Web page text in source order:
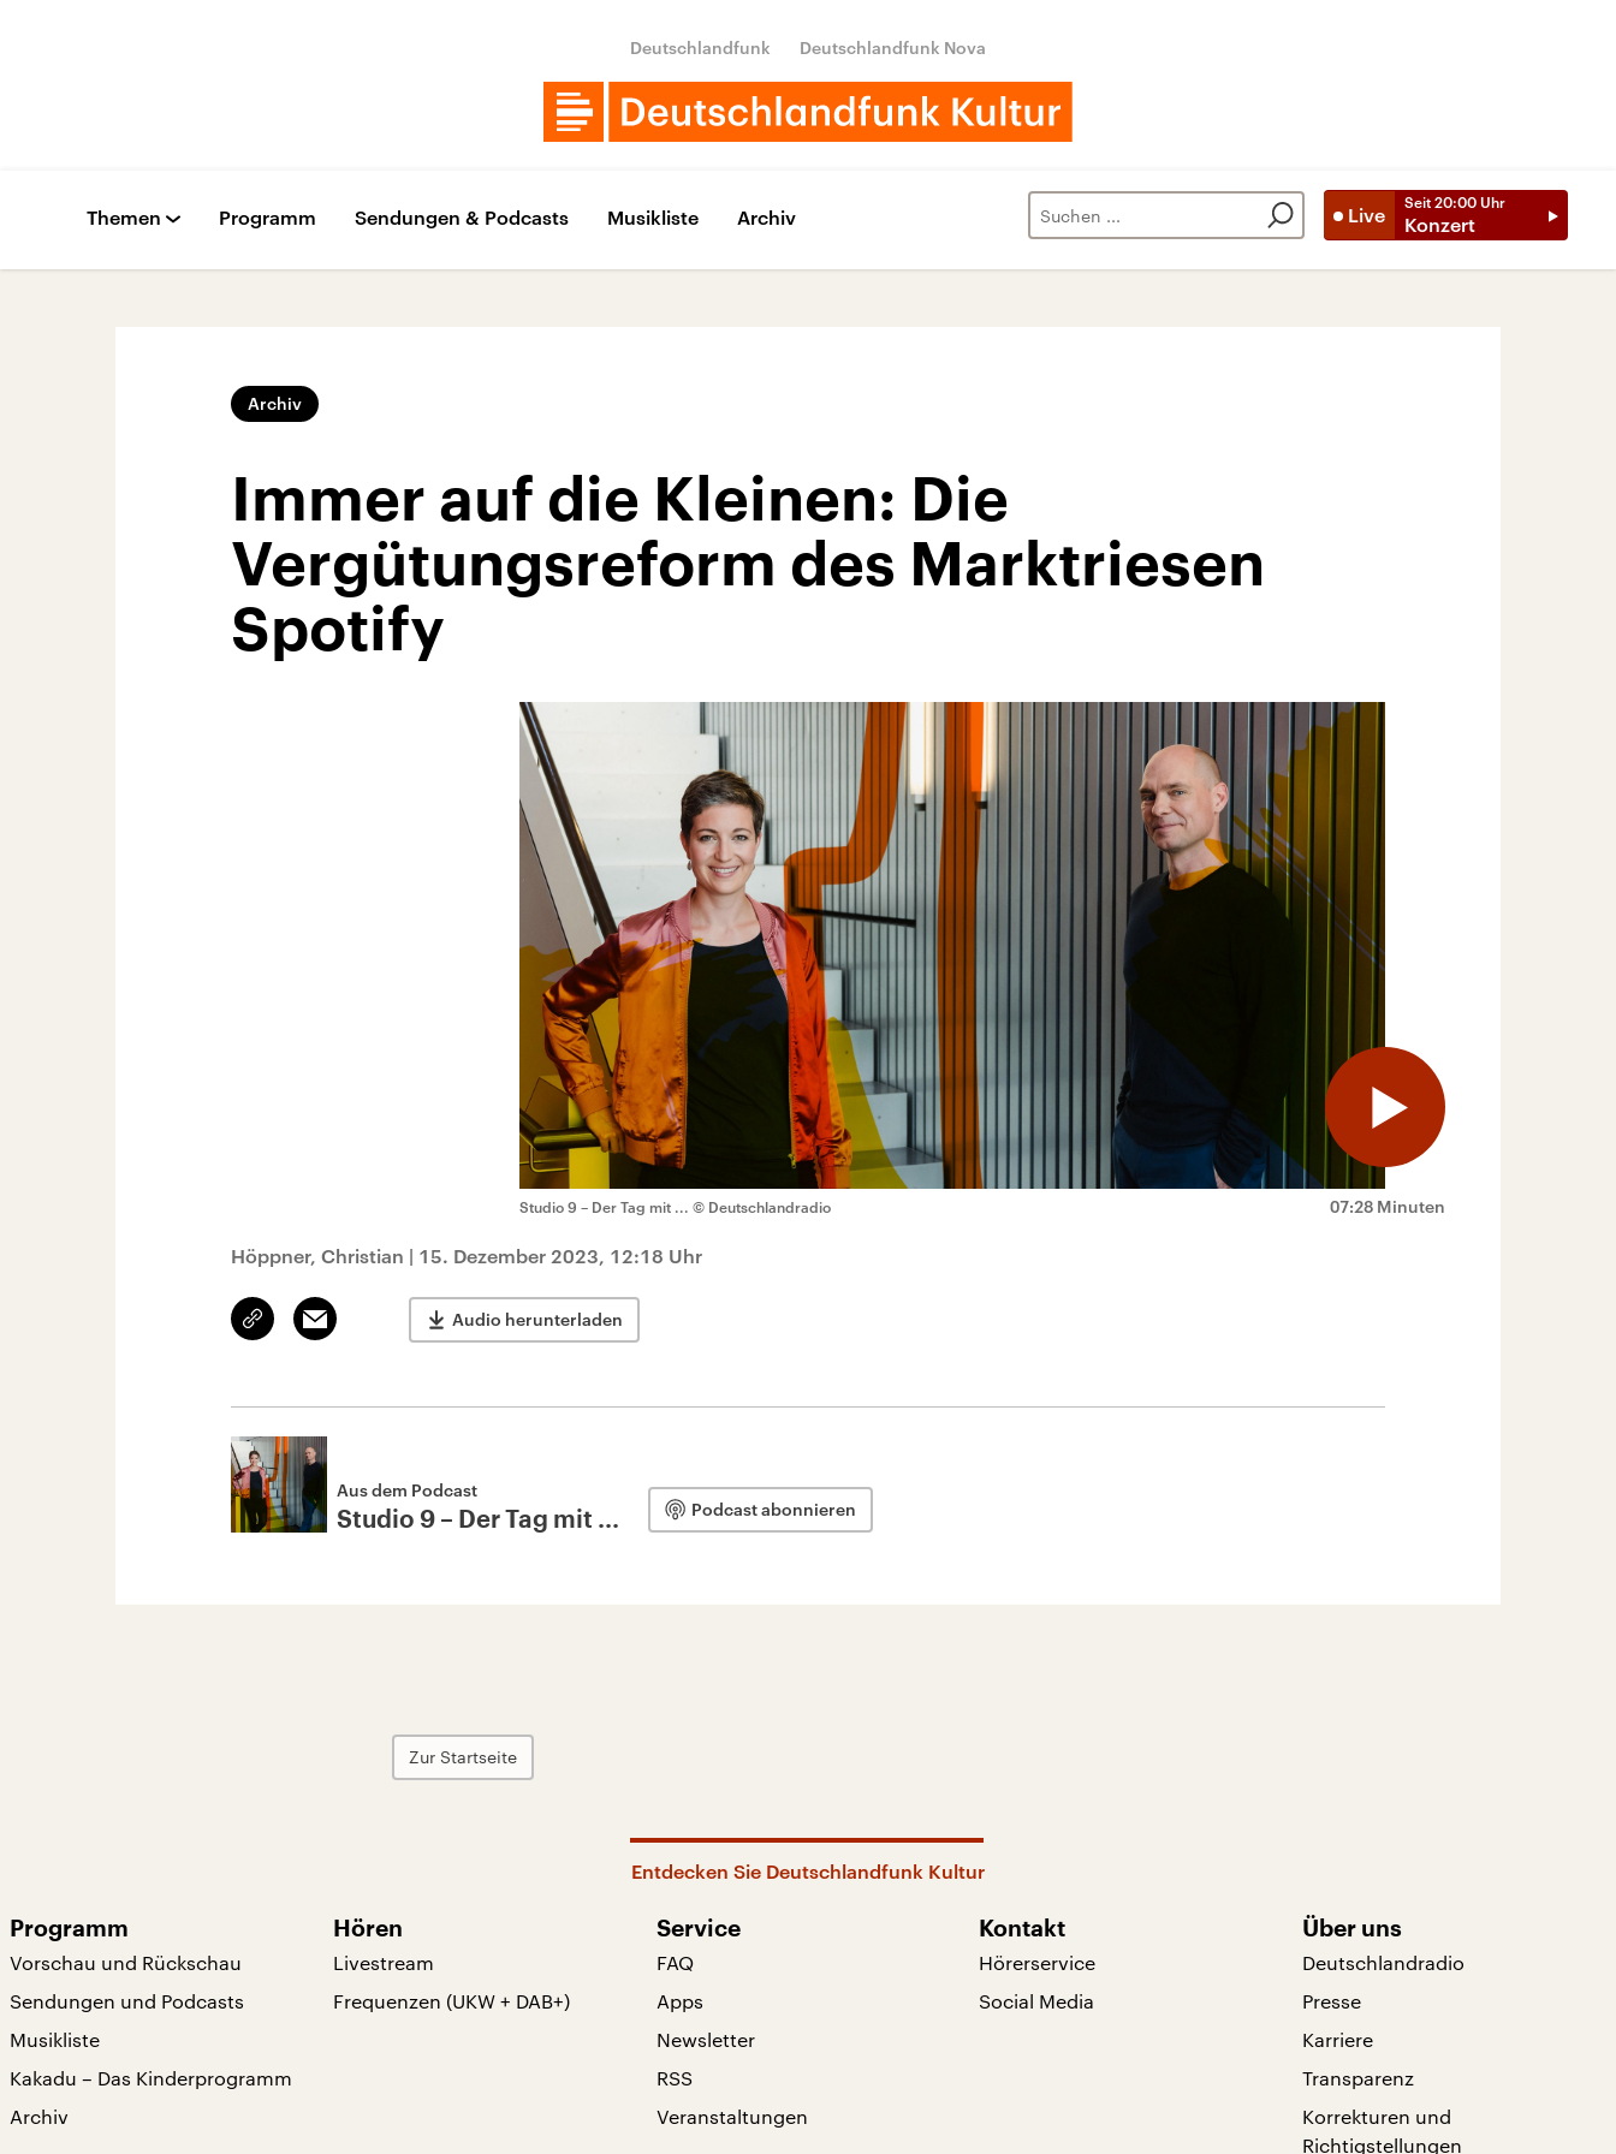
Deutschlandfunk Deutschlandfunk Nova
Live
Seit 20:00 Uhr
Konzert
Themen Programm Sendungen & Podcasts Musikliste Archiv
Archiv
Immer auf die Kleinen: Die
Vergütungsreform des Marktriesen
Spotify
07:28 Minuten
Studio 9 – Der Tag mit ... © Deutschlandradio
Höppner, Christian | 15. Dezember 2023, 12:18 Uhr
Link
kopieren/teilen
Email Audio herunterladen
Aus dem Podcast
Studio 9 – Der Tag mit ... Podcast abonnieren
Zur Startseite
Entdecken Sie Deutschlandfunk Kultur
Programm
Vorschau und Rückschau
Sendungen und Podcasts
Musikliste
Kakadu – Das Kinderprogramm
Archiv
Hören
Livestream
Frequenzen (UKW + DAB+)
Service
FAQ
Apps
Newsletter
RSS
Veranstaltungen
Kontakt
Hörerservice
Social Media
Über uns
Deutschlandradio
Presse
Karriere
Transparenz
Korrekturen und
Richtigstellungen